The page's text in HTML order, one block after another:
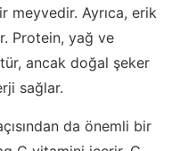
meyvedir. Ayrıca, erik
Protein, yağ ve
ancak doğal şeker
sağlar.
da önemli bir